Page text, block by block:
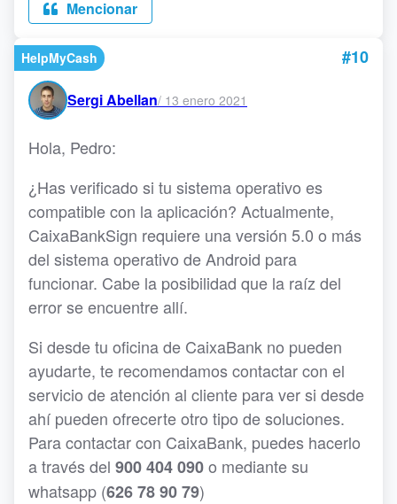
Mencionar
HelpMyCash #10
Sergi Abellan/ 13 enero 2021
Hola, Pedro:
¿Has verificado si tu sistema operativo es
compatible con la aplicación? Actualmente,
CaixaBankSign requiere una versión 5.0 o más
del sistema operativo de Android para
funcionar. Cabe la posibilidad que la raíz del
error se encuentre allí.
Si desde tu oficina de CaixaBank no pueden
ayudarte, te recomendamos contactar con el
servicio de atención al cliente para ver si desde
ahí pueden ofrecerte otro tipo de soluciones.
Para contactar con CaixaBank, puedes hacerlo
a través del 900 404 090o mediante su
whatsapp (626 78 90 79)